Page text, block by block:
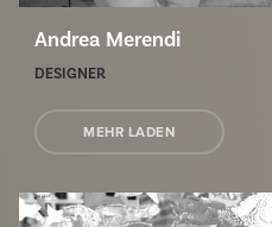
Andrea Merendi
DESIGNER
MEHR LADEN